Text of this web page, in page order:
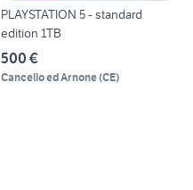
PLAYSTATION 5 - standard
edition 1TB
500 €
Cancello ed Arnone(CE)